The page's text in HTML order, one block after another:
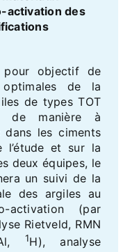
activation des
objectif de
de la
de types TOT
de manière à
les ciments
l’étude et sur la
deux équipes, le
un suivi de la
des argiles au
activation (par
Rietveld, RMN
1H), analyse